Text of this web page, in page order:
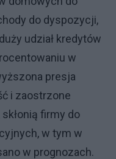
do dyspozycji,
udział kredytów
w
presja
i zaostrzone
firmy do
w tym w
w prognozach.